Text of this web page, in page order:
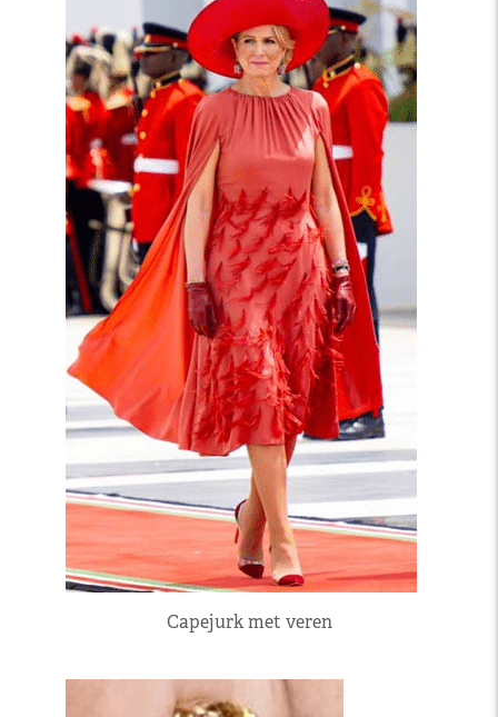
Capejurk met veren